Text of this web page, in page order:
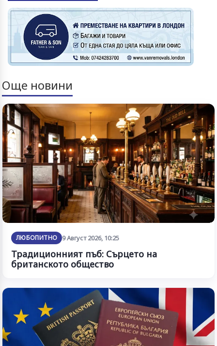
Още новини
ЛЮБОПИТНО 9 Август 2026, 10:25
Традиционният пъб: Сърцето на
британското общество